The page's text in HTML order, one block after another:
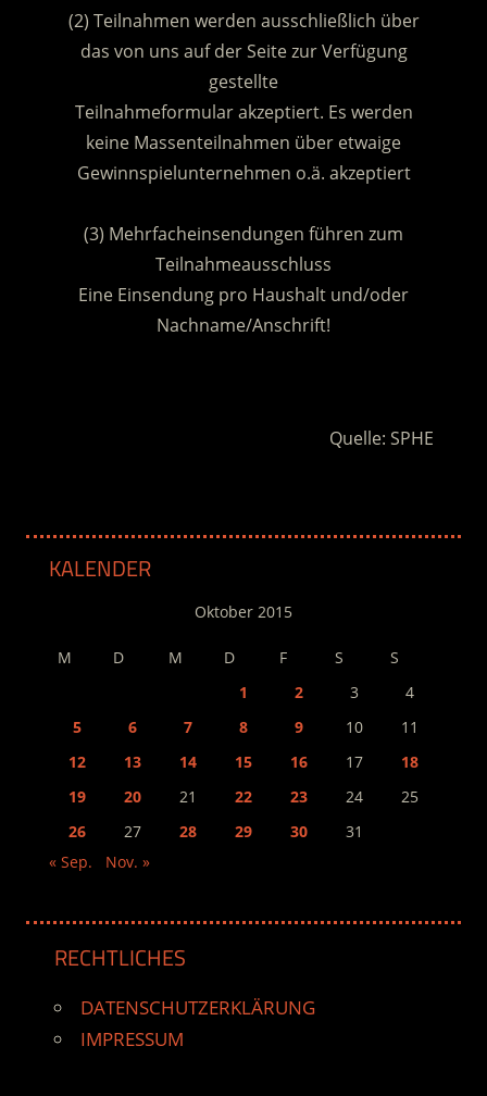
(2) Teilnahmen werden ausschließlich über
das von uns auf der Seite zur Verfügung
gestellte
Teilnahmeformular akzeptiert. Es werden
keine Massenteilnahmen über etwaige
Gewinnspielunternehmen o.ä. akzeptiert
(3) Mehrfacheinsendungen führen zum
Teilnahmeausschluss
Eine Einsendung pro Haushalt und/oder
Nachname/Anschrift!
Quelle: SPHE
KALENDER
Oktober 2015
M D M D F S
S
1
2 3
4
5
6 7 8 9 10
11
12
13 14 15 16 17
18
19
20 21 22 23 24
25
26
27 28 29 30
31
« Sep.
Nov. »
RECHTLICHES
DATENSCHUTZERKLÄRUNG
IMPRESSUM